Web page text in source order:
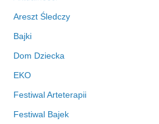
Areszt Śledczy
Bajki
Dom Dziecka
EKO
Festiwal Arteterapii
Festiwal Bajek